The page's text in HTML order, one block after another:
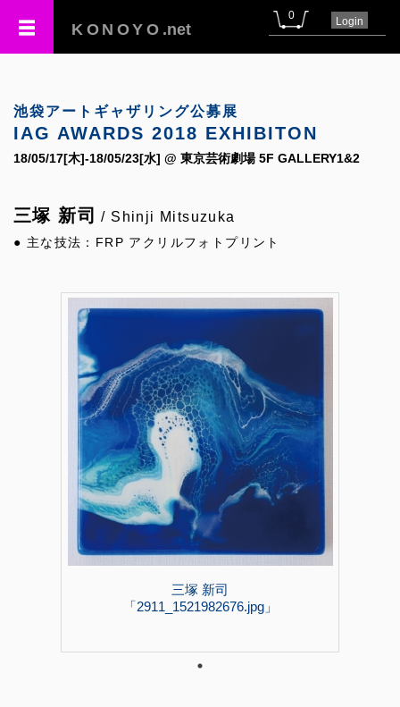
KONOYO .net
0 Login
池袋アートギャザリング公募展
IAG AWARDS 2018 EXHIBITON
18/05/17[木]-18/05/23[水] @ 東京芸術劇場 5F GALLERY1&2
三塚 新司 / Shinji Mitsuzuka
● 主な技法：FRP アクリルフォトプリント
三塚 新司
「2911_1521982676.jpg」